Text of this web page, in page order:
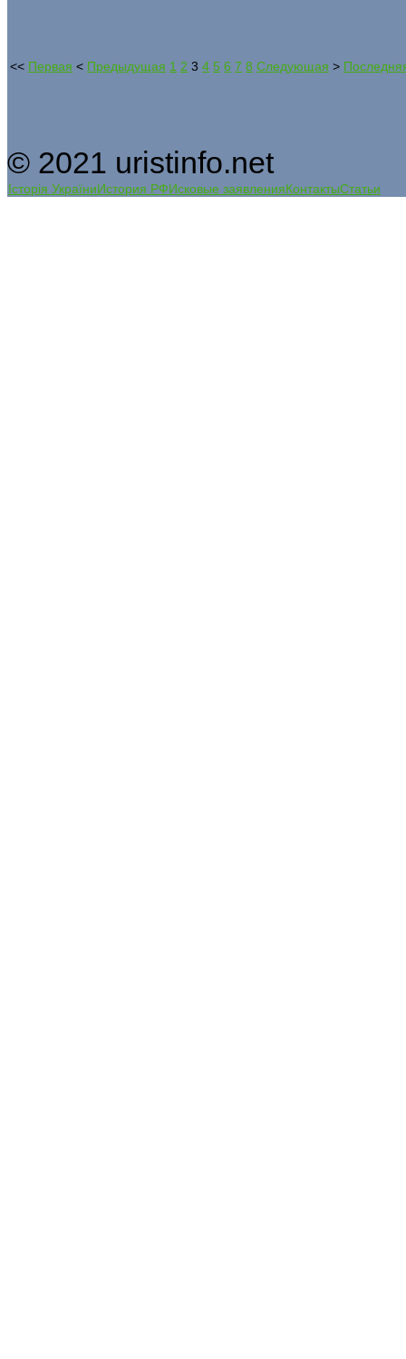
<< Первая < Предыдущая 1 2 3 4 5 6 7 8 Следующая >
© 2021 uristinfo.net
Історія УкраїниИстория РФИсковые заявленияКонтактыСтатьи